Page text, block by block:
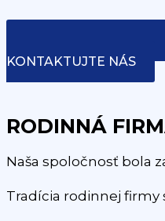
KONTAKTUJTE NÁS
RODINNÁ
Naša spoločnosť bola
Tradícia rodinnej firmy